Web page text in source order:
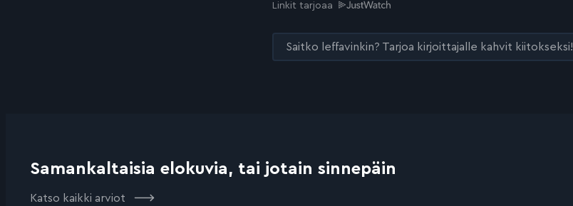
Linkit tarjoaa
Saitko leffavinkin? Tarjoa kirjoittajalle kahvit kiitokseksi!
Samankaltaisia elokuvia, tai jotain sinnepäin
Katso kaikki arviot